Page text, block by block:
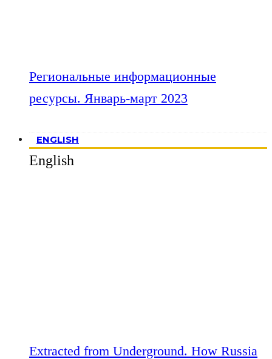
Региональные информационные
ресурсы. Январь-март 2023
ENGLISH
English
Extracted from Underground. How Russia